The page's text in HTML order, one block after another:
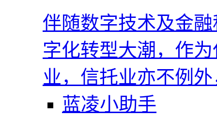
伴随数字技术及金
字化转型大潮，作
业，信托业亦不例
蓝凌小助手